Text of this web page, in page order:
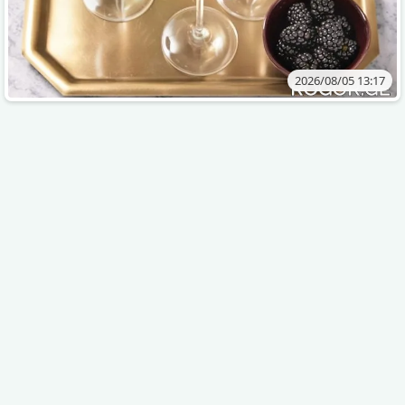
2026/08/05 13:17